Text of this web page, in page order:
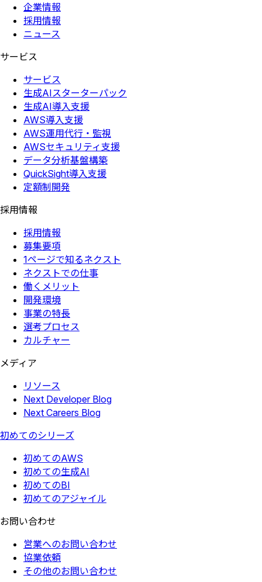
企業情報
採用情報
ニュース
サービス
サービス
生成AIスターターパック
生成AI導入支援
AWS導入支援
AWS運用代行・監視
AWSセキュリティ支援
データ分析基盤構築
QuickSight導入支援
定額制開発
採用情報
採用情報
募集要項
1ページで知るネクスト
ネクストでの仕事
働くメリット
開発環境
事業の特長
選考プロセス
カルチャー
メディア
リソース
Next Developer Blog
Next Careers Blog
初めてのシリーズ
初めてのAWS
初めての生成AI
初めてのBI
初めてのアジャイル
お問い合わせ
営業へのお問い合わせ
協業依頼
その他のお問い合わせ